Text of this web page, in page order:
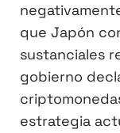
que Japón
sustanciales
gobierno
estrategia